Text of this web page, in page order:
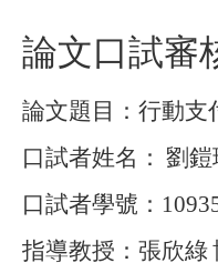
論文口試審
論文題目：行動支
口試者姓名： 劉鎧
口試者學號：
指導教授：張欣綠